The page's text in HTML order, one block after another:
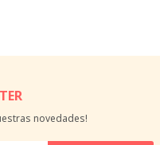
novedades!